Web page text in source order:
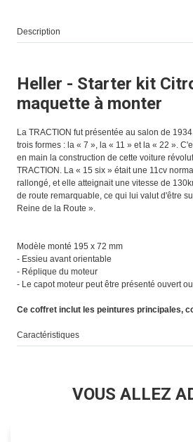
Description
Heller - Starter kit
maquette à monter
La TRACTION fut présentée au salon de
trois formes : la « 7 », la « 11 » et la « 22 ».
en main la construction de cette voiture
TRACTION. La « 15 six » était une 11cv
rallongé, et elle atteignait une vitesse de
de route remarquable, ce qui lui valut d'être
Reine de la Route ».
Modèle monté 195 x 72 mm
- Essieu avant orientable
- Réplique du moteur
- Le capot moteur peut être présenté ouvert
Ce coffret inclut les peintures principales,
Caractéristiques
VOUS ALLEZ